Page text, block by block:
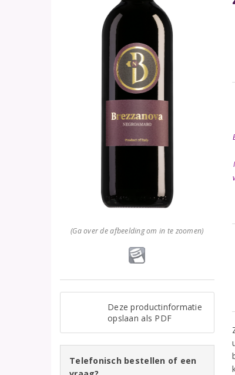
(Ga over de afbeelding om in te zoomen)
Deze productinformatie
opslaan als PDF
Telefonisch bestellen of een